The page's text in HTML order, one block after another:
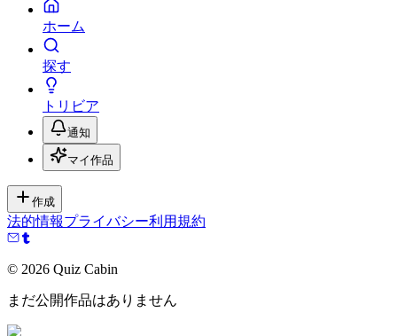
ホーム
探す
トリビア
通知
マイ作品
作成
法的情報プライバシー利用規約
© 2026 Quiz Cabin
まだ公開作品はありません